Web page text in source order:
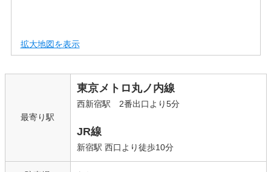
拡大地図を表示
最寄り駅
東京メトロ丸ノ内線
西新宿駅 2番出口より5分
JR線
新宿駅 西口より徒歩10分